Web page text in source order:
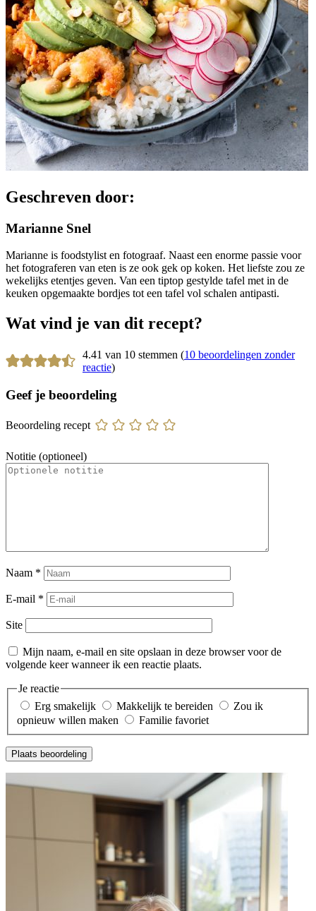
Geschreven door:
Marianne Snel
Marianne is foodstylist en fotograaf. Naast een enorme passie voor
het fotograferen van eten is ze ook gek op koken. Het liefste zou ze
wekelijks etentjes geven. Van een tiptop gestylde tafel met in de
keuken opgemaakte bordjes tot een tafel vol schalen antipasti.
Wat vind je van dit recept?
4.41 van 10 stemmen (10 beoordelingen zonder
reactie)
Geef je beoordeling
Beoordeling recept
Notitie (optioneel)
Naam *
E-mail *
Site
Mijn naam, e-mail en site opslaan in deze browser voor de
volgende keer wanneer ik een reactie plaats.
Je reactie
Erg smakelijk
Makkelijk te bereiden
Zou ik
opnieuw willen maken
Familie favoriet
Plaats beoordeling